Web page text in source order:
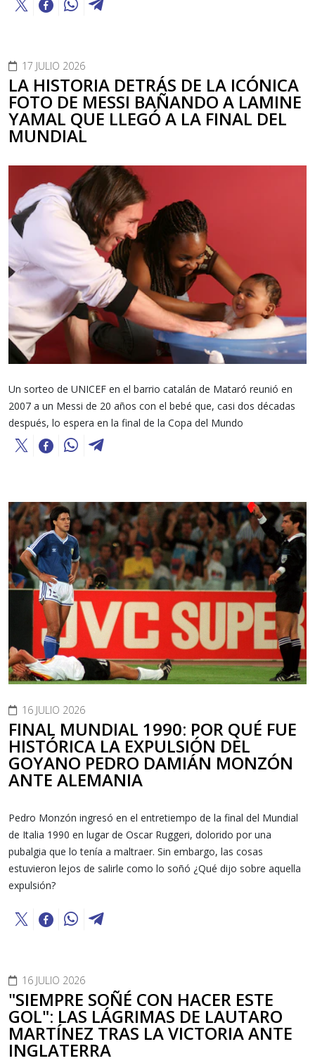
17 JULIO 2026
LA HISTORIA DETRÁS DE LA ICÓNICA
FOTO DE MESSI BAÑANDO A LAMINE
YAMAL QUE LLEGÓ A LA FINAL DEL
MUNDIAL
Un sorteo de UNICEF en el barrio catalán de Mataró reunió en
2007 a un Messi de 20 años con el bebé que, casi dos décadas
después, lo espera en la final de la Copa del Mundo
16 JULIO 2026
FINAL MUNDIAL 1990: POR QUÉ FUE
HISTÓRICA LA EXPULSIÓN DEL
GOYANO PEDRO DAMIÁN MONZÓN
ANTE ALEMANIA
Pedro Monzón ingresó en el entretiempo de la final del Mundial
de Italia 1990 en lugar de Oscar Ruggeri, dolorido por una
pubalgia que lo tenía a maltraer. Sin embargo, las cosas
estuvieron lejos de salirle como lo soñó ¿Qué dijo sobre aquella
expulsión?
16 JULIO 2026
"SIEMPRE SOÑÉ CON HACER ESTE
GOL": LAS LÁGRIMAS DE LAUTARO
MARTÍNEZ TRAS LA VICTORIA ANTE
INGLATERRA